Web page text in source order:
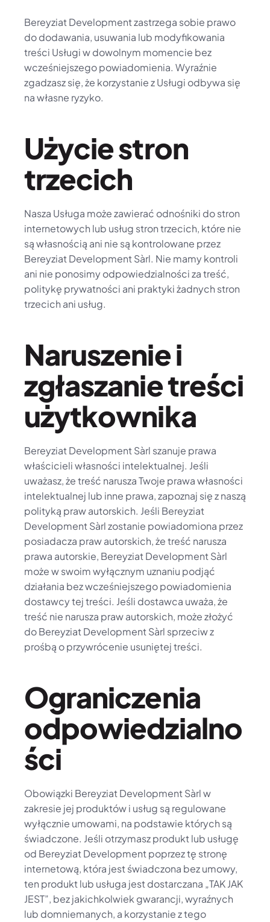
Bereyziat Development zastrzega sobie prawo
do dodawania, usuwania lub modyfikowania
treści Usługi w dowolnym momencie bez
wcześniejszego powiadomienia. Wyraźnie
zgadzasz się, że korzystanie z Usługi odbywa się
na własne ryzyko.
Użycie stron
trzecich
Nasza Usługa może zawierać odnośniki do stron
internetowych lub usług stron trzecich, które nie
są własnością ani nie są kontrolowane przez
Bereyziat Development Sàrl. Nie mamy kontroli
ani nie ponosimy odpowiedzialności za treść,
politykę prywatności ani praktyki żadnych stron
trzecich ani usług.
Naruszenie i
zgłaszanie treści
użytkownika
Bereyziat Development Sàrl szanuje prawa
właścicieli własności intelektualnej. Jeśli
uważasz, że treść narusza Twoje prawa własności
intelektualnej lub inne prawa, zapoznaj się z naszą
polityką praw autorskich. Jeśli Bereyziat
Development Sàrl zostanie powiadomiona przez
posiadacza praw autorskich, że treść narusza
prawa autorskie, Bereyziat Development Sàrl
może w swoim wyłącznym uznaniu podjąć
działania bez wcześniejszego powiadomienia
dostawcy tej treści. Jeśli dostawca uważa, że
treść nie narusza praw autorskich, może złożyć
do Bereyziat Development Sàrl sprzeciw z
prośbą o przywrócenie usuniętej treści.
Ograniczenia
odpowiedzialno
ści
Obowiązki Bereyziat Development Sàrl w
zakresie jej produktów i usług są regulowane
wyłącznie umowami, na podstawie których są
świadczone. Jeśli otrzymasz produkt lub usługę
od Bereyziat Development poprzez tę stronę
internetową, która jest świadczona bez umowy,
ten produkt lub usługa jest dostarczana „TAK JAK
JEST”, bez jakichkolwiek gwarancji, wyraźnych
lub domniemanych, a korzystanie z tego